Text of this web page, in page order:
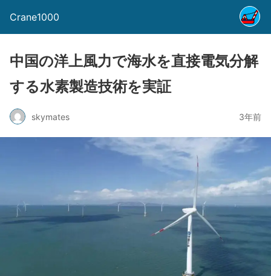
Crane1000
中国の洋上風力で海水を直接電気分解
する水素製造技術を実証
skymates 3年前